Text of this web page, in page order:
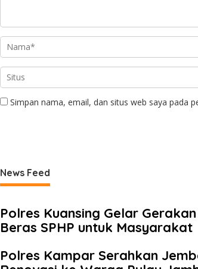
Simpan nama, email, dan situs web saya pada
News Feed
Polres Kuansing Gelar
Beras SPHP untuk Masyarakat
Polres Kampar Serahkan